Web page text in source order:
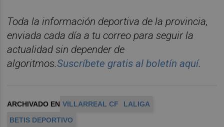
Toda la información deportiva de la provincia,
enviada cada día a tu correo para seguir la
actualidad sin depender de
algoritmos.Suscríbete gratis al boletín aquí.
ARCHIVADO EN VILLARREAL CF
LALIGA
BETIS DEPORTIVO